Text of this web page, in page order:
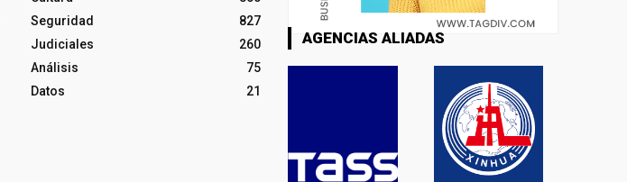
Seguridad
827
Judiciales
260
Análisis
75
Datos
21
AGENCIAS ALIADAS